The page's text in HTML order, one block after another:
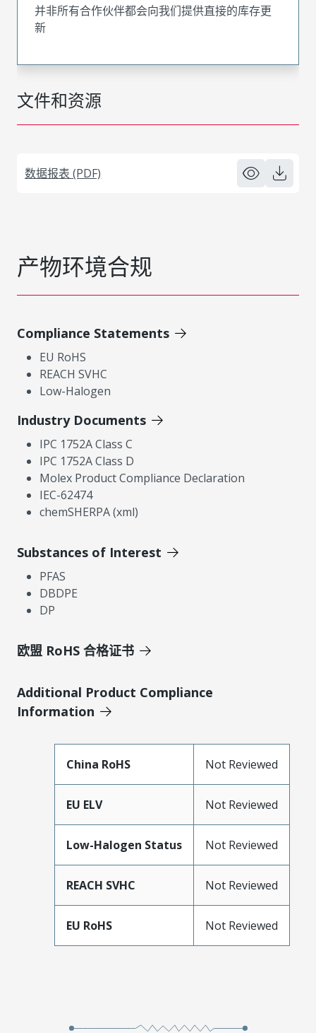
文件和资源
数据报表 (PDF)
并非所有合作伙伴都会向我们提供直接的库存更
新
产物环境合规
Compliance Statements
EU RoHS
REACH SVHC
Low-Halogen
Industry Documents
IPC 1752A Class C
IPC 1752A Class D
Molex Product Compliance Declaration
IEC-62474
chemSHERPA (xml)
Substances of Interest
PFAS
DBDPE
DP
欧盟 RoHS 合格证书
Additional Product Compliance
Information
China RoHS Not Reviewed
EU ELV Not Reviewed
Low-Halogen Status Not Reviewed
REACH SVHC Not Reviewed
EU RoHS Not Reviewed